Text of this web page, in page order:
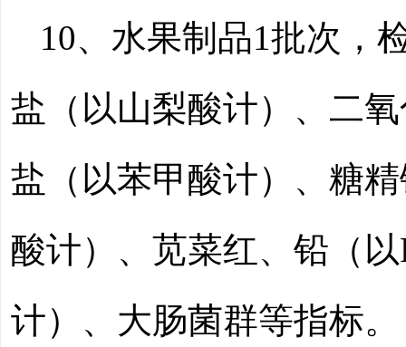
10、水果制品1批次，
盐（以山梨酸计）、二
盐（以苯甲酸计）、糖
酸计）、苋菜红、铅（
计）、大肠菌群等指标。